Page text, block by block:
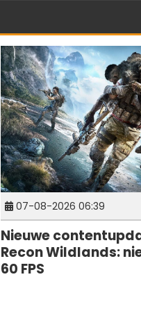
07-08-2026 06:39
Nieuwe
Recon Wildlands:
60 FPS